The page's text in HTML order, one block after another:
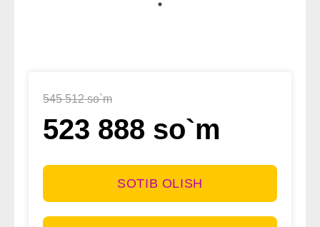
545 512 so`m
523 888 so`m
SOTIB OLISH